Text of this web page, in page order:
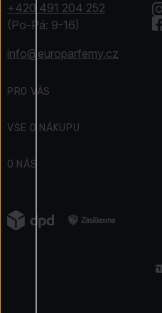
+420 491 204 252
(Po-Pá: 9-16)
info@europarfemy.cz
PRO VÁS
Podmínky soutěže
VŠE O NÁKUPU
Vrácení zboží
Reklamace
O NÁS
Obchodní podmínky